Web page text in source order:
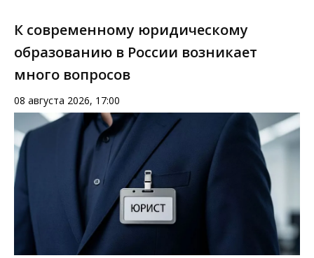
К современному юридическому
образованию в России возникает
много вопросов
08 августа 2026, 17:00